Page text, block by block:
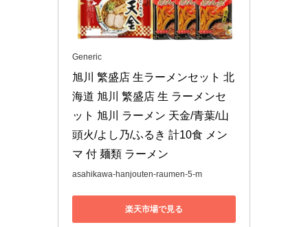
Generic
旭川 繁盛店 生ラーメンセット 北
海道 旭川 繁盛店 生 ラーメンセ
ット 旭川 ラーメン 天金/青葉/山
頭火/よし乃/ふるき 計10食 メン
マ 付 麺類 ラーメン
asahikawa-hanjouten-raumen-5-m
楽天市場で見る